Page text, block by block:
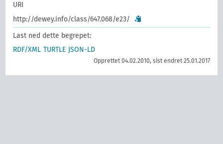
URI
http://dewey.info/class/647.068/e23/
Last ned dette begrepet:
RDF/XML TURTLE JSON-LD
Opprettet 04.02.2010, sist endret 25.01.2017